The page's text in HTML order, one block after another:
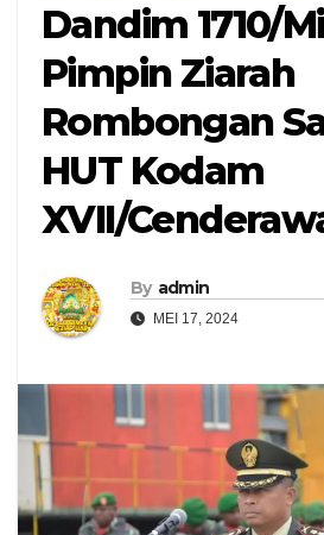
Dandim 1710/
Pimpin Ziarah
Rombongan
HUT Kodam
XVII/
By admin
MEI 17, 2024